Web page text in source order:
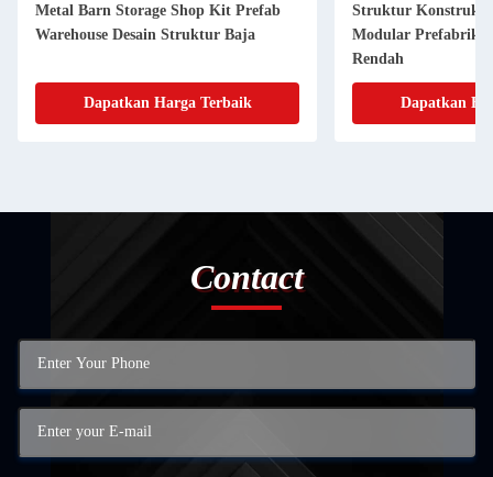
Metal Barn Storage Shop Kit Prefab
Warehouse Desain Struktur Baja
Dapatkan Harga Terbaik
Struktur Konstruksi
Modular
Rendah
Dapatkan
Contact